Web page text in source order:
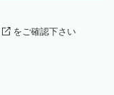
をご確認下さい